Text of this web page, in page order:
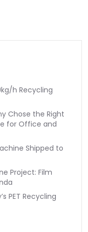
h Recycling
Chose the Right
for Office and
Shipped to
Project: Film
PET Recycling